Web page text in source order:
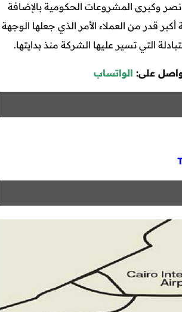
نصر وكبرى المشروعات الحكومية بالإضافة
قدر من العملاء الأمر الذي جعلها الوجهة
التي تسير عليها الشركة منذ بدايتها.
على: الواتساب